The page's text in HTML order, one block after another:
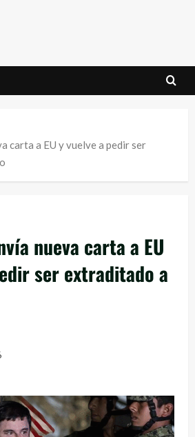
carta a EU y vuelve a pedir ser
nueva carta a EU
ser extraditado a